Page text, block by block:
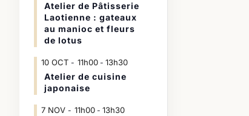
Atelier de Pâtisserie
Laotienne : gateaux
au manioc et fleurs
de lotus
10 OCT 11h00- 13h30
Atelier de cuisine
japonaise
7 NOV 11h00- 13h30